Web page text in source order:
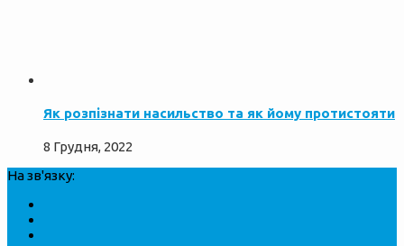
Як розпізнати насильство та як йому протистояти
8 Грудня, 2022
На зв'язку: